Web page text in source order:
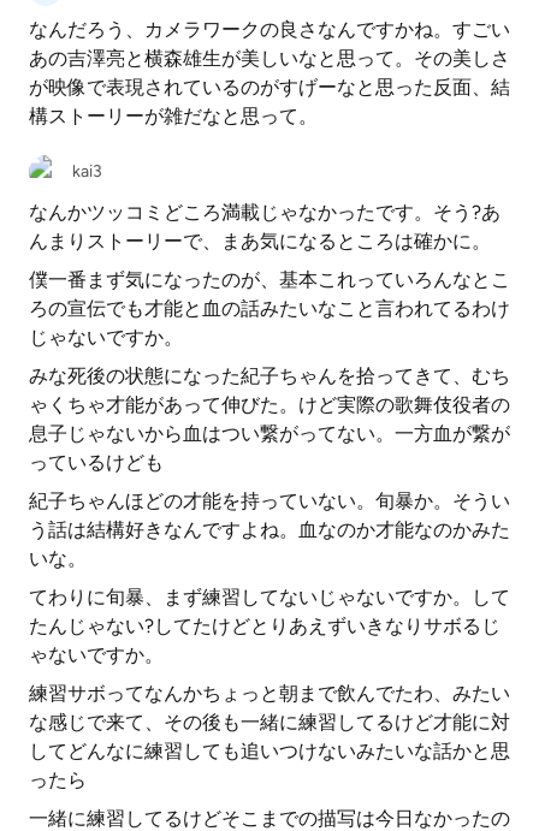
なんだろう、カメラワークの良さなんですかね。すごい
あの吉澤亮と横森雄生が美しいなと思って。その美しさ
が映像で表現されているのがすげーなと思った反面、結
構ストーリーが雑だなと思って。
kai3
なんかツッコミどころ満載じゃなかったです。そう?あ
んまりストーリーで、まあ気になるところは確かに。
僕一番まず気になったのが、基本これっていろんなとこ
ろの宣伝でも才能と血の話みたいなこと言われてるわけ
じゃないですか。
みな死後の状態になった紀子ちゃんを拾ってきて、むち
ゃくちゃ才能があって伸びた。けど実際の歌舞伎役者の
息子じゃないから血はつい繋がってない。一方血が繋が
っているけども
紀子ちゃんほどの才能を持っていない。旬暴か。そうい
う話は結構好きなんですよね。血なのか才能なのかみた
いな。
てわりに旬暴、まず練習してないじゃないですか。して
たんじゃない?してたけどとりあえずいきなりサボるじ
ゃないですか。
練習サボってなんかちょっと朝まで飲んでたわ、みたい
な感じで来て、その後も一緒に練習してるけど才能に対
してどんなに練習しても追いつけないみたいな話かと思
ったら
一緒に練習してるけどそこまでの描写は今日なかったの